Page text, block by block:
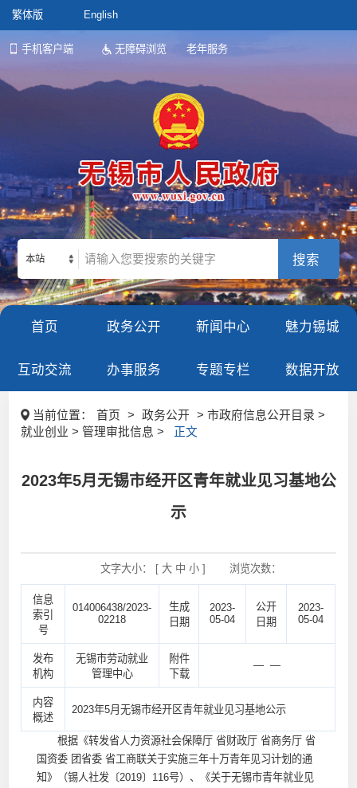
繁体版 English
手机客户端 无障碍浏览 老年服务
本站
首页 政务公开 新闻中心 魅力锡城
互动交流 办事服务 专题专栏 数据开放
当前位置： 首页 > 政务公开
> 市政府信息公开目录 >
就业创业 > 管理审批信息 >
正文
2023年5月无锡市经开区青年就业见习基地公
示
文字大小： [ 大 中 小] 浏览次数：
信息
索引
号
014006438/2023-
02218
生成
日期
2023-
05-04
公开
日期
2023-
05-04
发布
机构
无锡市劳动就业
管理中心
附件
下载
— —
内容
概述
2023年5月无锡市经开区青年就业见习基地公示
根据《转发省人力资源社会保障厅 省财政厅 省商务厅 省
国资委 团省委 省工商联关于实施三年十万青年见习计划的通
知》（锡人社发〔2019〕116号）、《关于无锡市青年就业见